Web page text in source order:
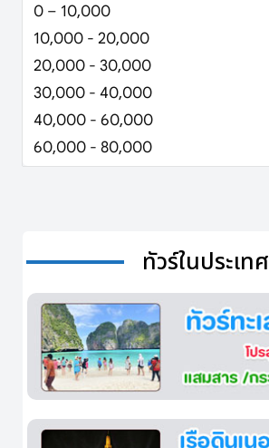
0 – 10,000
10,000 - 20,000
20,000 - 30,000
30,000 - 40,000
40,000 - 60,000
60,000 - 80,000
ทัวร์ในประเทศ